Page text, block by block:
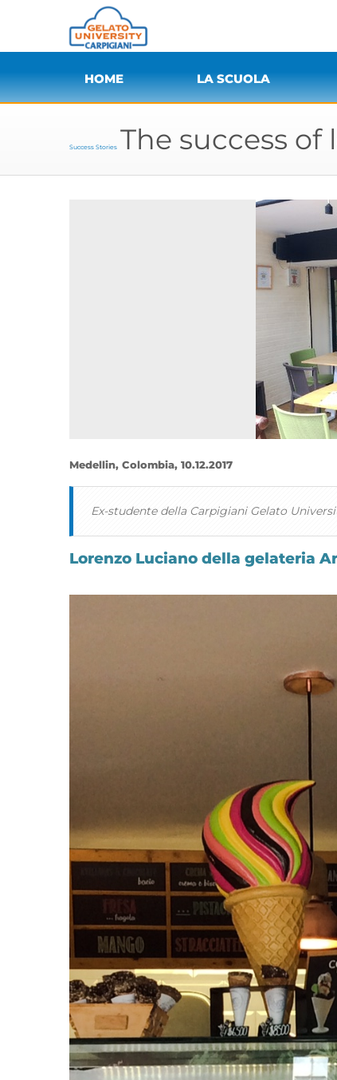
HOME LA SCUOLA
Success Stories The success
Medellin, Colombia, 10.12.2017
Ex-studente della Carpigiani Gelato
Lorenzo Luciano della gelateria